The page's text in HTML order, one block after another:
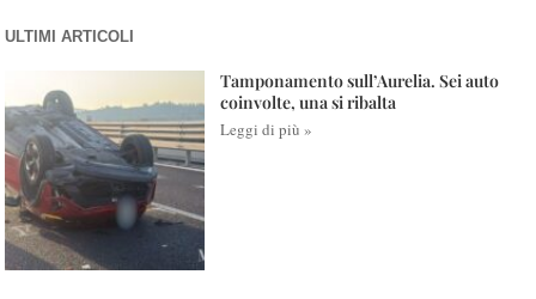
ULTIMI ARTICOLI
Tamponamento sull’Aurelia. Sei auto
coinvolte, una si ribalta
Leggi di più »